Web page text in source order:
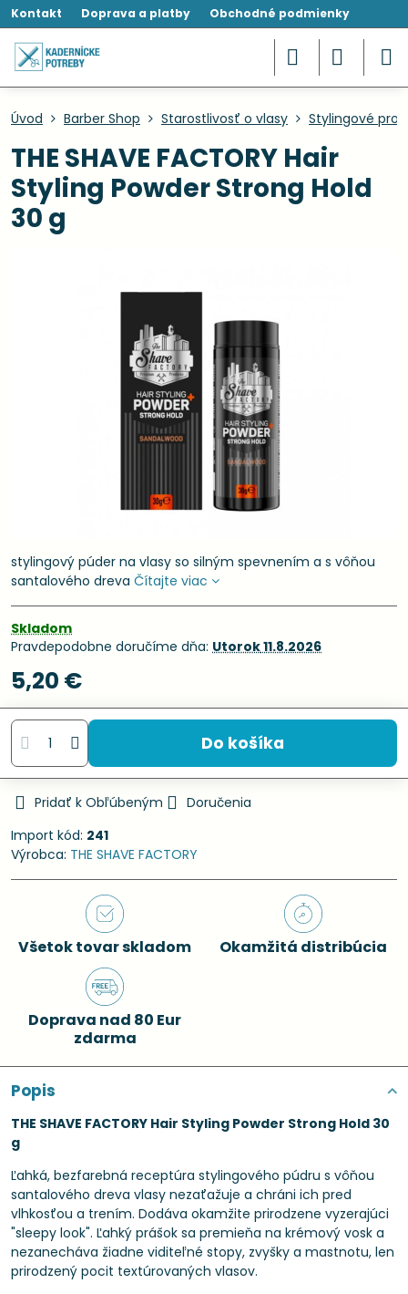
Kontakt Doprava a platby Obchodné podmienky
Úvod Barber Shop Starostlivosť o vlasy Stylingové
THE SHAVE FACTORY Hair
Styling Powder Strong Hold
30 g
stylingový púder na vlasy so silným spevnením a s vôňou
santalového dreva Čítajte viac
Skladom
Pravdepodobne doručíme dňa: Utorok11.8.2026
5,20 €
Do košíka
Pridať k Obľúbeným
Doručenia
Import kód: 241
Výrobca: THE SHAVE FACTORY
Všetok tovar skladom Okamžitá distribúcia
Doprava nad 80 Eur
zdarma
Popis
THE SHAVE FACTORY Hair Styling Powder Strong Hold 30
g
Ľahká, bezfarebná receptúra stylingového púdru s vôňou
santalového dreva vlasy nezaťažuje a chráni ich pred
vlhkosťou a trením. Dodáva okamžite prirodzene vyzerajúci
"sleepy look". Ľahký prášok sa premieňa na krémový vosk a
nezanecháva žiadne viditeľné stopy, zvyšky a mastnotu, len
prirodzený pocit textúrovaných vlasov.